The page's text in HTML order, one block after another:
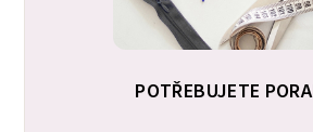
POTŘEBUJETE